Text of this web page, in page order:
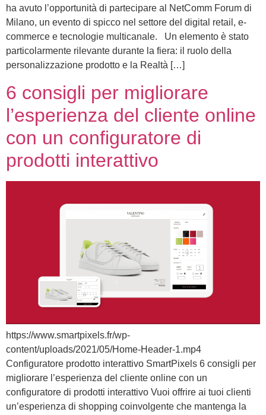
ha avuto l’opportunità di partecipare al NetComm Forum di
Milano, un evento di spicco nel settore del digital retail, e-
commerce e tecnologie multicanale. Un elemento è stato
particolarmente rilevante durante la fiera: il ruolo della
personalizzazione prodotto e la Realtà […]
6 consigli per migliorare
l’esperienza del cliente online
con un configuratore di
prodotti interattivo
https://www.smartpixels.fr/wp-
content/uploads/2021/05/Home-Header-1.mp4
Configuratore prodotto interattivo SmartPixels 6 consigli per
migliorare l’esperienza del cliente online con un
configuratore di prodotti interattivo Vuoi offrire ai tuoi clienti
un’esperienza di shopping coinvolgente che mantenga la